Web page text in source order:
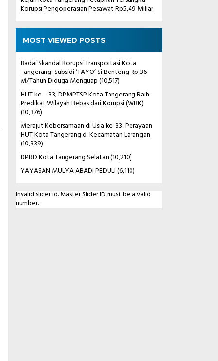
Korupsi Pengoperasian Pesawat Rp5,49 Miliar
MOST VIEWED POSTS
Badai Skandal Korupsi Transportasi Kota
Tangerang: Subsidi ‘TAYO’ Si Benteng Rp 36
M/Tahun Diduga Menguap(10,517)
HUT ke – 33, DPMPTSP Kota Tangerang Raih
Predikat Wilayah Bebas dari Korupsi (WBK)
(10,376)
Merajut Kebersamaan di Usia ke-33: Perayaan
HUT Kota Tangerang di Kecamatan Larangan
(10,339)
DPRD Kota Tangerang Selatan(10,210)
YAYASAN MULYA ABADI PEDULI(6,110)
Invalid slider id. Master Slider ID must be a valid
number.